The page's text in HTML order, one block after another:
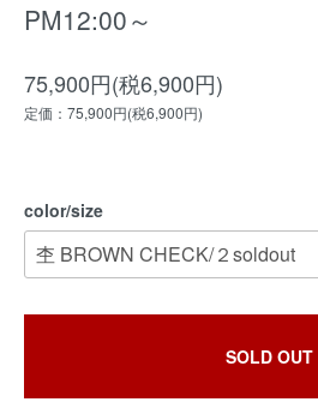
PM12:00～
75,900円(税6,900円)
定価：75,900円(税6,900円)
color/size
SOLD OUT